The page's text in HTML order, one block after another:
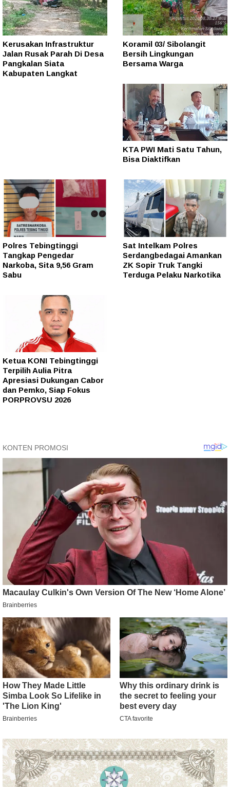
Kerusakan Infrastruktur
Jalan Rusak Parah Di Desa
Pangkalan Siata
Kabupaten Langkat
Koramil 03/ Sibolangit
Bersih Lingkungan
Bersama Warga
KTA PWI Mati Satu Tahun,
Bisa Diaktifkan
Polres Tebingtinggi
Tangkap Pengedar
Narkoba, Sita 9,56 Gram
Sabu
Sat Intelkam Polres
Serdangbedagai Amankan
ZK Sopir Truk Tangki
Terduga Pelaku Narkotika
Ketua KONI Tebingtinggi
Terpilih Aulia Pitra
Apresiasi Dukungan Cabor
dan Pemko, Siap Fokus
PORPROVSU 2026